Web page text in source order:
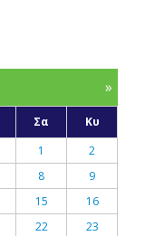
»
Σα
Κυ
1
2
8
9
15
16
22
23